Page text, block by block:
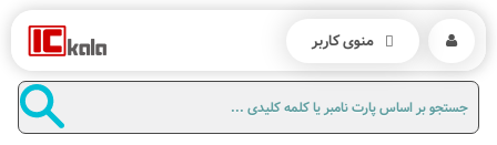
منوی کاربر